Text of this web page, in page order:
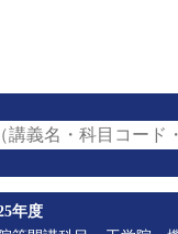
義名・科目コード
年度